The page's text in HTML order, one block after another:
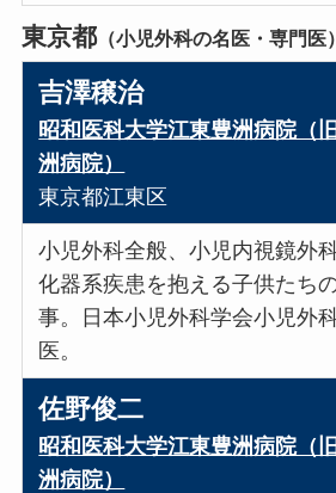
東京都（小児外科の名医・専門医）
吉澤穣治
昭和医科大学江東豊洲病院（
洲病院）
東京都江東区
小児外科全般、小児内視鏡外
化器系疾患を抱える子供たち
事。日本小児外科学会小児外
医。
佐野俊二
昭和医科大学江東豊洲病院（
洲病院）